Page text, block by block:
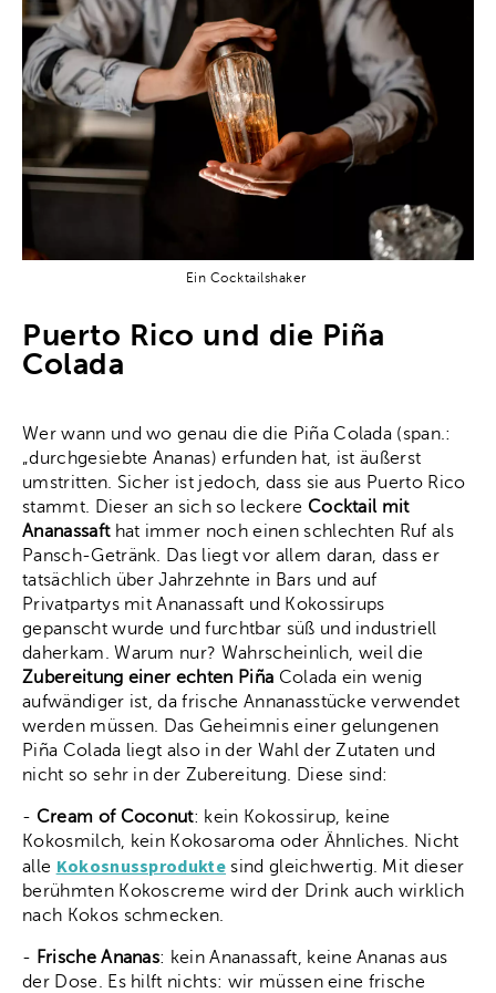
Ein Cocktailshaker
Puerto Rico und die Piña
Colada
Wer wann und wo genau die die Piña Colada (span.:
„durchgesiebte Ananas) erfunden hat, ist äußerst
umstritten. Sicher ist jedoch, dass sie aus Puerto Rico
stammt. Dieser an sich so leckere Cocktail mit
Ananassafthat immer noch einen schlechten Ruf als
Pansch-Getränk. Das liegt vor allem daran, dass er
tatsächlich über Jahrzehnte in Bars und auf
Privatpartys mit Ananassaft und Kokossirups
gepanscht wurde und furchtbar süß und industriell
daherkam. Warum nur? Wahrscheinlich, weil die
Zubereitung einer echten Piña Colada ein wenig
aufwändiger ist, da frische Annanasstücke verwendet
werden müssen. Das Geheimnis einer gelungenen
Piña Colada liegt also in der Wahl der Zutaten und
nicht so sehr in der Zubereitung. Diese sind:
- Cream of Coconut: kein Kokossirup, keine
Kokosmilch, kein Kokosaroma oder Ähnliches. Nicht
alle Kokosnussprodukte sind gleichwertig. Mit dieser
berühmten Kokoscreme wird der Drink auch wirklich
nach Kokos schmecken.
- Frische Ananas: kein Ananassaft, keine Ananas aus
der Dose. Es hilft nichts: wir müssen eine frische